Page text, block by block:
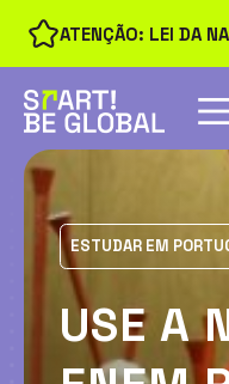
ATENÇÃO: LEI DA
ESTUDAR EM
USE A